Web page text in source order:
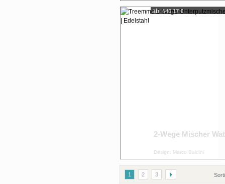
ab: 646,17 €
2-Wege Mischer
Design: Marco Baldini
1 2 3